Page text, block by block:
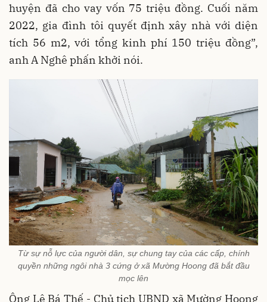
huyện đã cho vay vốn 75 triệu đồng. Cuối năm
2022, gia đình tôi quyết định xây nhà với diện
tích 56 m2, với tổng kinh phí 150 triệu đồng”,
anh A Nghê phấn khởi nói.
Từ sự nỗ lực của người dân, sự chung tay của các cấp, chính
quyền những ngôi nhà 3 cứng ở xã Mường Hoong đã bắt đầu
mọc lên
Ông Lê Bá Thế - Chủ tịch UBND xã Mường Hoong